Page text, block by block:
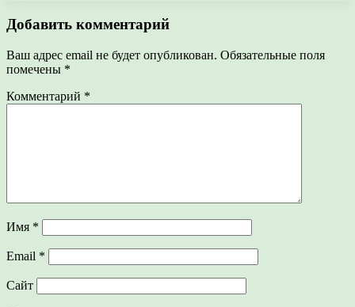
Добавить комментарий
Ваш адрес email не будет опубликован. Обязательные поля
помечены *
Комментарий *
Имя *
Email *
Сайт